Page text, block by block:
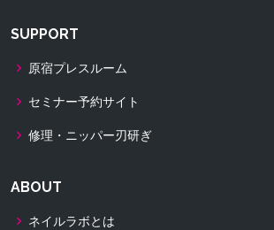
SUPPORT
原宿プレスルーム
セミナー予約サイト
修理・ニッパー刃研ぎ
ABOUT
ネイルラボとは